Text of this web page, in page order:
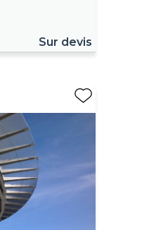
Sur devis